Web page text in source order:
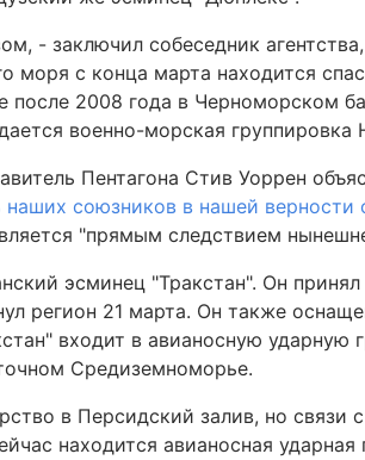
- заключил собеседник
моря с конца марта находится
после 2008 года в Черноморском
военно-морская группировка
Пентагона Стив Уоррен
наших союзников в нашей верности
"прямым следствием
эсминец "Тракстан". Он
регион 21 марта. Он также
входит в авианосную ударную
Средиземноморье.
в Персидский залив, но
находится авианосная